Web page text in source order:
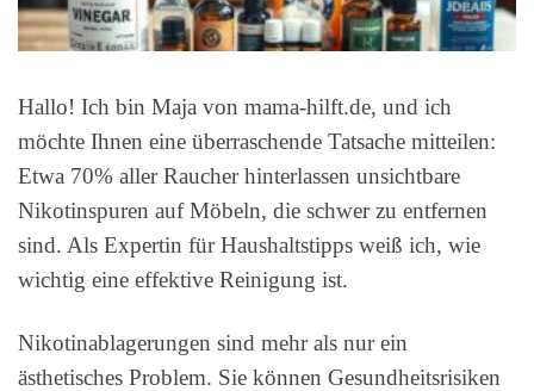
Hallo! Ich bin Maja von mama-hilft.de, und ich
möchte Ihnen eine überraschende Tatsache mitteilen:
Etwa 70% aller Raucher hinterlassen unsichtbare
Nikotinspuren auf Möbeln, die schwer zu entfernen
sind. Als Expertin für Haushaltstipps weiß ich, wie
wichtig eine effektive Reinigung ist.
Nikotinablagerungen sind mehr als nur ein
ästhetisches Problem. Sie können Gesundheitsrisiken